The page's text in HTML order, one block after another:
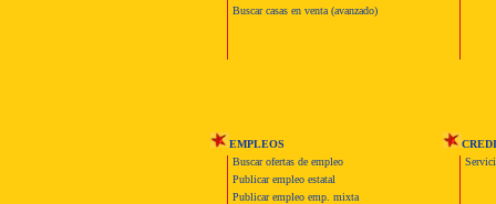
Buscar casas en venta (avanzado)
EMPLEOS
Buscar ofertas de empleo
Publicar empleo estatal
Publicar empleo emp. mixta